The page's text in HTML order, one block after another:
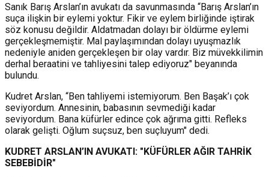
Sanık Barış Arslan’ın avukatı da savunmasında “Barış Arslan’ın
suça ilişkin bir eylemi yoktur. Fikir ve eylem birliğinde iştirak
söz konusu değildir. Aldatmadan dolayı bir öldürme eylemi
gerçekleşmemiştir. Mal paylaşımından dolayı uyuşmazlık
nedeniyle aniden gerçekleşen bir olay vardır. Biz müvekkilimin
derhal beraatini ve tahliyesini talep ediyoruz" beyanında
bulundu.
Kudret Arslan, “Ben tahliyemi istemiyorum. Ben Başak’ı çok
seviyordum. Annesinin, babasının sevmediği kadar
seviyordum. Bana küfürler edince çok ağrıma gitti. Refleks
olarak gelişti. Oğlum suçsuz, ben suçluyum" dedi.
KUDRET ARSLAN’IN AVUKATI: "KÜFÜRLER AĞIR TAHRİK
SEBEBİDİR"